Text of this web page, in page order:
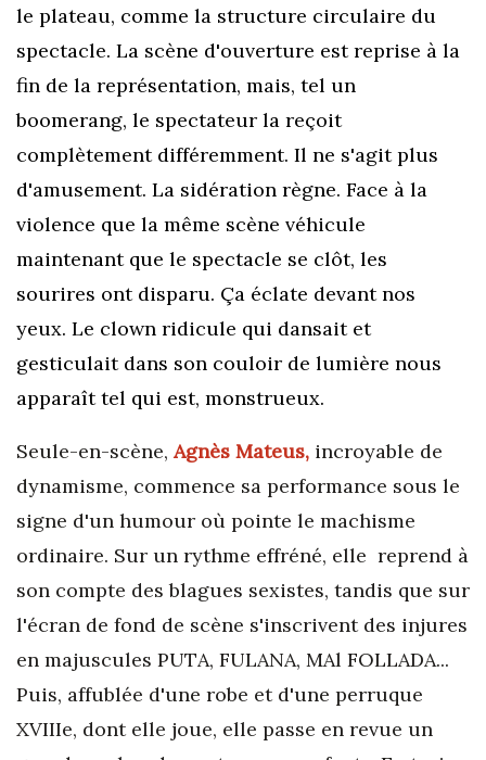
le plateau, comme la structure circulaire du
spectacle. La scène d'ouverture est reprise à la
fin de la représentation, mais, tel un
boomerang, le spectateur la reçoit
complètement différemment. Il ne s'agit plus
d'amusement. La sidération règne. Face à la
violence que la même scène véhicule
maintenant que le spectacle se clôt, les
sourires ont disparu. Ça éclate devant nos
yeux. Le clown ridicule qui dansait et
gesticulait dans son couloir de lumière nous
apparaît tel qui est, monstrueux.
Seule-en-scène, Agnès Mateus, incroyable de
dynamisme, commence sa performance sous le
signe d'un humour où pointe le machisme
ordinaire. Sur un rythme effréné, elle reprend à
son compte des blagues sexistes, tandis que sur
l'écran de fond de scène s'inscrivent des injures
en majuscules PUTA, FULANA, MAl FOLLADA...
Puis, affublée d'une robe et d'une perruque
XVIIIe, dont elle joue, elle passe en revue un